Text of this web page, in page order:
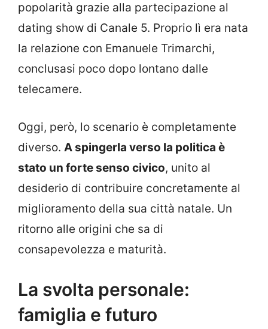
popolarità grazie alla partecipazione al
dating show di Canale 5. Proprio lì era nata
la relazione con Emanuele Trimarchi,
conclusasi poco dopo lontano dalle
telecamere.
Oggi, però, lo scenario è completamente
diverso. A spingerla verso la politica è
stato un forte senso civico, unito al
desiderio di contribuire concretamente al
miglioramento della sua città natale. Un
ritorno alle origini che sa di
consapevolezza e maturità.
La svolta personale:
famiglia e futuro